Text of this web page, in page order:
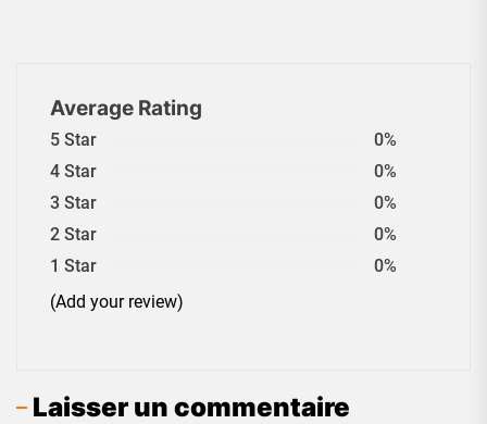
Average Rating
5 Star
0%
4 Star
0%
3 Star
0%
2 Star
0%
1 Star
0%
(Add your review)
Laisser un commentaire